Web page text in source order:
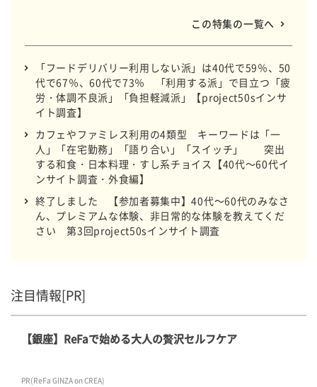
この特集の一覧へ
「フードデリバリー利用しない派」は40代で59％、50
代で67％、60代で73％ 「利用する派」で目立つ「疲
労・体調不良派」「負担軽減派」【project50sインサ
イト調査】
カフェやファミレス利用の4類型 キーワードは「一
人」「在宅勤務」「語り合い」「スイッチ」 突出
する和食・日本料理・すし系チョイス【40代～60代イ
ンサイト調査・外食編】
終了しました 【参加者募集中】40代～60代のみなさ
ん、プレミアムな体験、非日常的な体験を教えてくだ
さい 第3回project50sインサイト調査
注目情報[PR]
【銀座】ReFaで始める大人の贅沢セルフケア
PR(ReFa GINZA on CREA)